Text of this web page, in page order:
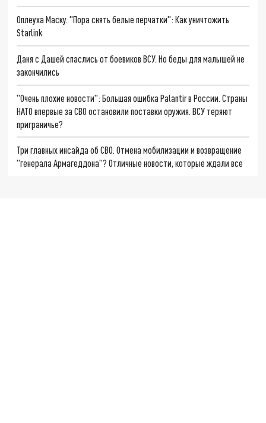
Оплеуха Маску. "Пора снять белые перчатки": Как уничтожить
Starlink
Даня с Дашей спаслись от боевиков ВСУ. Но беды для малышей не
закончились
"Очень плохие новости": Большая ошибка Palantir в России. Страны
НАТО впервые за СВО остановили поставки оружия. ВСУ теряют
приграничье?
Три главных инсайда об СВО. Отмена мобилизации и возвращение
"генерала Армагеддона"? Отличные новости, которые ждали все